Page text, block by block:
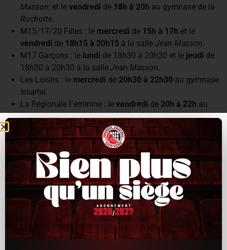
Masson; et le vendredi de 18h à 20h au gymnase de la
Rochotte
M15/17/20 Filles : le mercredi de 15h à 17h et le
vendredi de 18h15 à 20h15 à la salle Jean Masson.
M17 Garçons : le lundi de 18h30 à 20h30 et le jeudi de
18h30 à 20h30 à la salle Jean Masson
Les Loisirs : le mercredi de 20h30 à 22h30 au gymnase
Issartel.
La Régionale Féminine : le vendredi de 20h à 22h au
gymnase de laRochotte; et lemercredien semaine A de
19h15 à 21h15ou en semaine B lelundide20h30 à
22h30au gymnaseJean Masson.
La Régionale Masculine : levendredide20h à 22hau
gymnase de laRochotte ; et le lundi 20h30 à 22h30
en
semaine A ou en semaine B lemercredide19h15 à
21h15 à la salleJean Masson.
La Nationale 3 Masculine : lemardide18h45 à 20h45, et
vendredi de20h15 à 22h15à la salle
Jean Masson.
Le Groupe Pro : le
de16h à 18h30
16h15 à 18h45 , lemercredi de17h à 19h15 , le jeudide